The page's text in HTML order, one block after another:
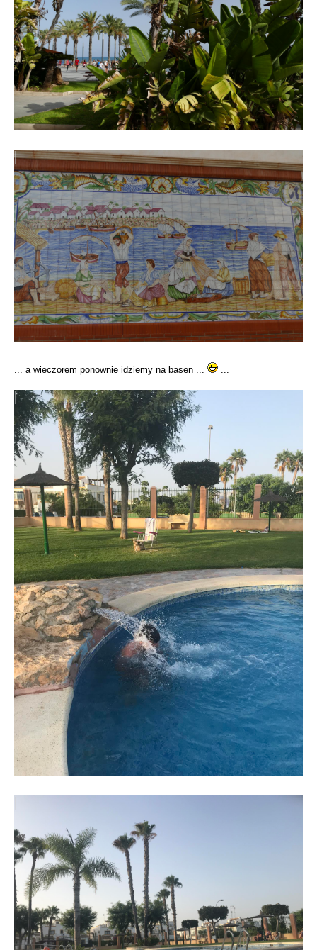
... a wieczorem ponownie idziemy na basen ... ...